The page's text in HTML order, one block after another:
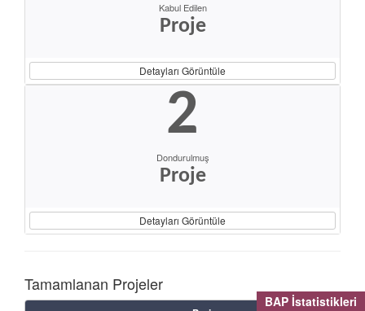
BAP İstatistikleri
Kabul Edilen
Proje
Detayları Görüntüle
2
Dondurulmuş
Proje
Detayları Görüntüle
Tamamlanan Projeler